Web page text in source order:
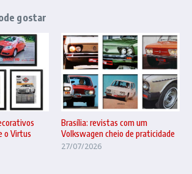
gostar
o Virtus
Brasília: revistas com um
Volkswagen cheio de praticidade
27/07/2026